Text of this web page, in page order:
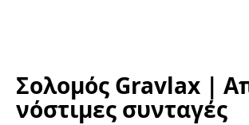
Σολομός Gravlax |
νόστιμες συνταγές